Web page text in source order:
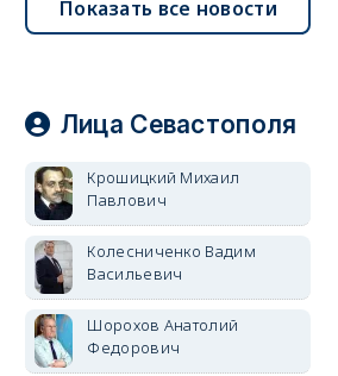
Показать все новости
Лица Севастополя
Крошицкий Михаил
Павлович
Колесниченко Вадим
Васильевич
Шорохов Анатолий
Федорович